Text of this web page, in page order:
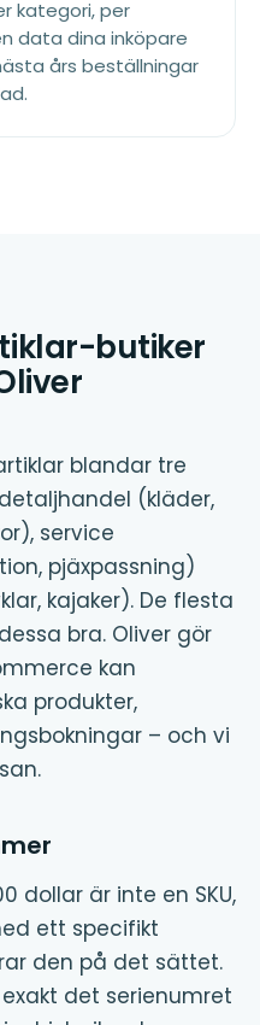
kategori, per
data dina inköpare
års beställningar
butiker
blandar tre
(kläder,
service
pjäxpassning)
kajaker). De flesta
bra. Oliver gör
kan
produkter,
– och vi
dollar är inte en SKU,
ett specifikt
den på det sättet.
det serienumret